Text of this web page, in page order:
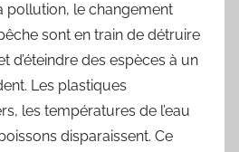
pollution, le changement
sont en train de détruire
d’éteindre des espèces à un
Les plastiques
les températures de l’eau
disparaissent. Ce